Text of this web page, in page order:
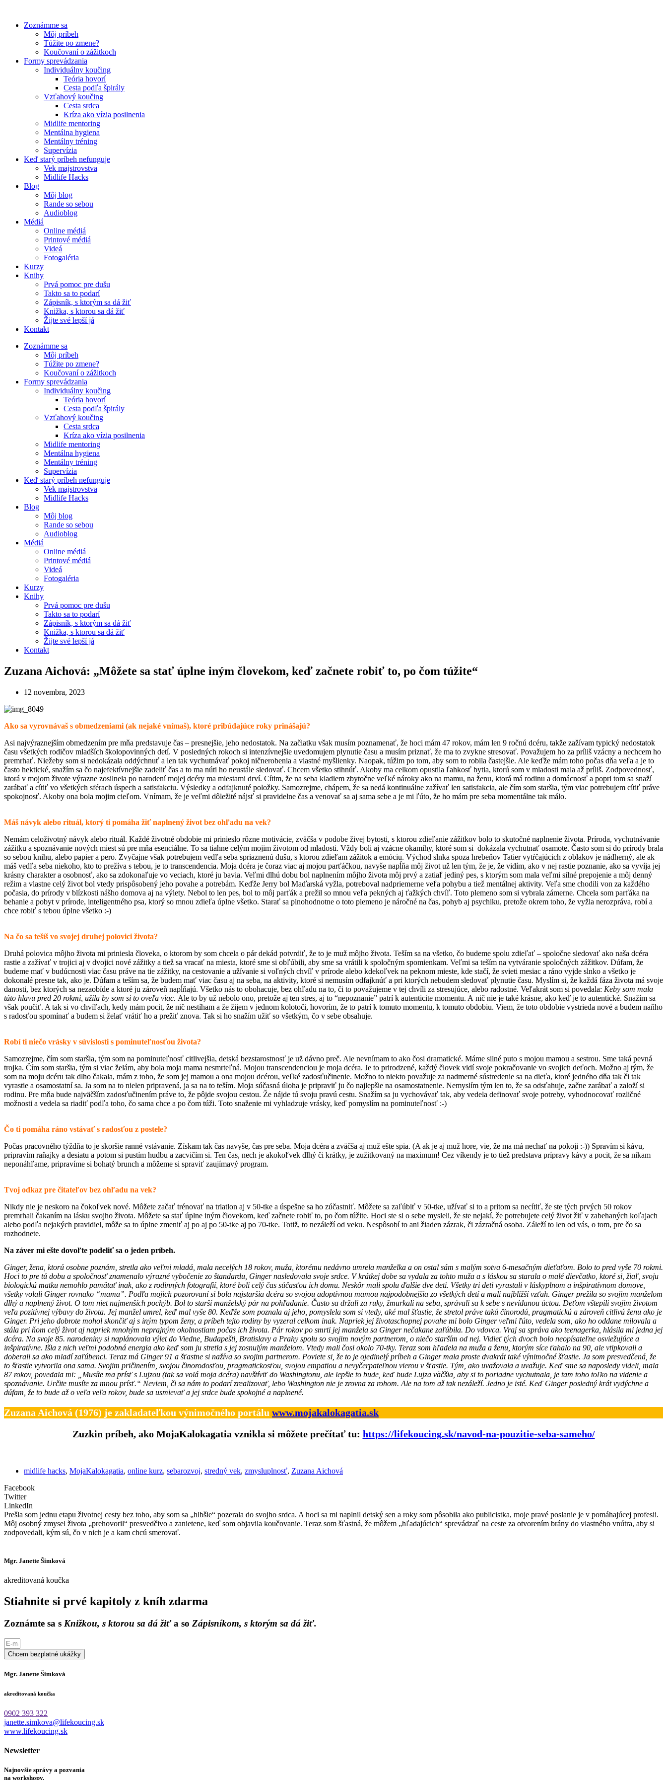
obsah
Zoznámme sa
Môj príbeh
Túžite po zmene?
Koučovaní o zážitkoch
Formy sprevádzania
Individuálny koučing
Teória hovorí
Cesta podľa špirály
Vzťahový koučing
Cesta srdca
Kríza ako vízia posilnenia
Midlife mentoring
Mentálna hygiena
Mentálny tréning
Supervízia
Keď starý príbeh nefunguje
Vek majstrovstva
Midlife Hacks
Blog
Môj blog
Rande so sebou
Audioblog
Médiá
Online médiá
Printové médiá
Videá
Fotogaléria
Kurzy
Knihy
Prvá pomoc pre dušu
Takto sa to podarí
Zápisník, s ktorým sa dá žiť
Knižka, s ktorou sa dá žiť
Žijte své lepší já
Kontakt
Zoznámme sa
Môj príbeh
Túžite po zmene?
Koučovaní o zážitkoch
Formy sprevádzania
Individuálny koučing
Teória hovorí
Cesta podľa špirály
Vzťahový koučing
Cesta srdca
Kríza ako vízia posilnenia
Midlife mentoring
Mentálna hygiena
Mentálny tréning
Supervízia
Keď starý príbeh nefunguje
Vek majstrovstva
Midlife Hacks
Blog
Môj blog
Rande so sebou
Audioblog
Médiá
Online médiá
Printové médiá
Videá
Fotogaléria
Kurzy
Knihy
Prvá pomoc pre dušu
Takto sa to podarí
Zápisník, s ktorým sa dá žiť
Knižka, s ktorou sa dá žiť
Žijte své lepší já
Kontakt
Zuzana Aichová: „Môžete sa stať úplne iným človekom, keď začnete robiť to, po čom túžite“
12 novembra, 2023
Ako sa vyrovnávaš s obmedzeniami (ak nejaké vnímaš), ktoré pribúdajúce roky prinášajú?
Asi najvýraznejším obmedzením pre mňa predstavuje čas – presnejšie, jeho nedostatok. Na začiatku však musím poznamenať, že hoci mám 47 rokov, mám len 9 ročnú dcéru, takže zažívam typický nedostatok
času všetkých rodičov mladších školopovinných detí. V posledných rokoch si intenzívnejšie uvedomujem plynutie času a musím priznať, že ma to zvykne stresovať. Považujem ho za príliš vzácny a nechcem ho
premrhať. Niežeby som si nedokázala oddýchnuť a len tak vychutnávať pokoj ničnerobenia a vlastné myšlienky. Naopak, túžim po tom, aby som to robila častejšie. Ale keďže mám toho počas dňa veľa a je to
často hektické, snažím sa čo najefektívnejšie zadeliť čas a to ma núti ho neustále sledovať. Chcem všetko stihnúť. Akoby ma celkom opustila ľahkosť bytia, ktorú som v mladosti mala až príliš. Zodpovednosť,
ktorá v mojom živote výrazne zosilnela po narodení mojej dcéry ma miestami drví. Cítim, že na seba kladiem zbytočne veľké nároky ako na mamu, na ženu, ktorá má rodinu a domácnosť a popri tom sa snaží
zarábať a cítiť vo všetkých sférach úspech a satisfakciu. Výsledky a odfajknuté položky. Samozrejme, chápem, že sa nedá kontinuálne zažívať len satisfakcia, ale čím som staršia, tým viac potrebujem cítiť práve
spokojnosť. Akoby ona bola mojim cieľom. Vnímam, že je veľmi dôležité nájsť si pravidelne čas a venovať sa aj sama sebe a je mi ľúto, že ho mám pre seba momentálne tak málo.
Máš návyk alebo rituál, ktorý ti pomáha žiť naplnený život bez ohľadu na vek?
Nemám celoživotný návyk alebo rituál. Každé životné obdobie mi prinieslo rôzne motivácie, zväčša v podobe živej bytosti, s ktorou zdieľanie zážitkov bolo to skutočné naplnenie života. Príroda, vychutnávanie
zážitku a spoznávanie nových miest sú pre mňa esenciálne. To sa tiahne celým mojim životom od mladosti. Vždy boli aj vzácne okamihy, ktoré som si dokázala vychutnať osamote. Často som si do prírody brala
so sebou knihu, alebo papier a pero. Zvyčajne však potrebujem vedľa seba spriaznenú dušu, s ktorou zdieľam zážitok a emóciu. Východ slnka spoza hrebeňov Tatier vytŕčajúcich z oblakov je nádherný, ale ak
máš vedľa seba niekoho, kto to prežíva s tebou, je to transcendencia. Moja dcéra je čoraz viac aj mojou parťáčkou, navyše napĺňa môj život už len tým, že je, že vidím, ako v nej rastie poznanie, ako sa vyvíja jej
krásny charakter a osobnosť, ako sa zdokonaľuje vo veciach, ktoré ju bavia. Veľmi dlhú dobu bol naplnením môjho života môj prvý a zatiaľ jediný pes, s ktorým som mala veľmi silné prepojenie a môj denný
režim a vlastne celý život bol vtedy prispôsobený jeho povahe a potrebám. Keďže Jerry bol Maďarská vyžla, potreboval nadpriemerne veľa pohybu a tiež mentálnej aktivity. Veľa sme chodili von za každého
počasia, do prírody v blízkosti nášho domova aj na výlety. Nebol to len pes, bol to môj parťák a prežil so mnou veľa pekných aj ťažkých chvíľ. Toto plemeno som si vybrala zámerne. Chcela som parťáka na
behanie a pobyt v prírode, inteligentného psa, ktorý so mnou zdieľa úplne všetko. Starať sa plnohodnotne o toto plemeno je náročné na čas, pohyb aj psychiku, pretože okrem toho, že vyžla nerozpráva, robí a
chce robiť s tebou úplne všetko :-)
Na čo sa tešíš vo svojej druhej polovici života?
Druhá polovica môjho života mi priniesla človeka, o ktorom by som chcela o pár dekád potvrdiť, že to je muž môjho života. Teším sa na všetko, čo budeme spolu zdieľať – spoločne sledovať ako naša dcéra
rastie a zažívať v trojici aj v dvojici nové zážitky a tiež sa vracať na miesta, ktoré sme si obľúbili, aby sme sa vrátili k spoločným spomienkam. Veľmi sa teším na vytváranie spoločných zážitkov. Dúfam, že
budeme mať v budúcnosti viac času práve na tie zážitky, na cestovanie a užívanie si voľných chvíľ v prírode alebo kdekoľvek na peknom mieste, kde stačí, že svieti mesiac a ráno vyjde slnko a všetko je
dokonalé presne tak, ako je. Dúfam a teším sa, že budem mať viac času aj na seba, na aktivity, ktoré si nemusím odfajknúť a pri ktorých nebudem sledovať plynutie času. Myslím si, že každá fáza života má svoje
danosti, bez ktorých sa nezaobíde a ktoré ju zároveň napĺňajú. Všetko nás to obohacuje, bez ohľadu na to, či to považujeme v tej chvíli za stresujúce, alebo radostné. Veľakrát som si povedala: Keby som mala
túto hlavu pred 20 rokmi, užila by som si to oveľa viac. Ale to by už nebolo ono, pretože aj ten stres, aj to “nepoznanie” patrí k autenticite momentu. A nič nie je také krásne, ako keď je to autentické. Snažím sa
však poučiť. A tak si vo chvíľach, kedy mám pocit, že nič nestíham a že žijem v jednom kolotoči, hovorím, že to patrí k tomuto momentu, k tomuto obdobiu. Viem, že toto obdobie vystrieda nové a budem naňho
s radosťou spomínať a budem si želať vrátiť ho a prežiť znova. Tak si ho snažím užiť so všetkým, čo v sebe obsahuje.
Robí ti niečo vrásky v súvislosti s pominuteľnosťou života?
Samozrejme, čím som staršia, tým som na pominuteľnosť citlivejšia, detská bezstarostnosť je už dávno preč. Ale nevnímam to ako čosi dramatické. Máme silné puto s mojou mamou a sestrou. Sme taká pevná
trojka. Čím som staršia, tým si viac želám, aby bola moja mama nesmrteľná. Mojou transcendenciou je moja dcéra. Je to prirodzené, každý človek vidí svoje pokračovanie vo svojich deťoch. Možno aj tým, že
som na moju dcéru tak dlho čakala, mám z toho, že som jej mamou a ona mojou dcérou, veľké zadosťučinenie. Možno to niekto považuje za nadmerné sústredenie sa na dieťa, ktoré jedného dňa tak či tak
vyrastie a osamostatní sa. Ja som na to nielen pripravená, ja sa na to teším. Moja súčasná úloha je pripraviť ju čo najlepšie na osamostatnenie. Nemyslím tým len to, že sa odsťahuje, začne zarábať a založí si
rodinu. Pre mňa bude najväčším zadosťučinením práve to, že pôjde svojou cestou. Že nájde tú svoju pravú cestu. Snažím sa ju vychovávať tak, aby vedela definovať svoje potreby, vyhodnocovať rozličné
možnosti a vedela sa riadiť podľa toho, čo sama chce a po čom túži. Toto snaženie mi vyhladzuje vrásky, keď pomyslím na pominuteľnosť :-)
Čo ti pomáha ráno vstávať s radosťou z postele?
Počas pracovného týždňa to je skoršie ranné vstávanie. Získam tak čas navyše, čas pre seba. Moja dcéra a zväčša aj muž ešte spia. (A ak je aj muž hore, vie, že ma má nechať na pokoji :-)) Spravím si kávu,
pripravím raňajky a desiatu a potom si pustím hudbu a zacvičím si. Ten čas, nech je akokoľvek dlhý či krátky, je zužitkovaný na maximum! Cez víkendy je to tiež predstava prípravy kávy a pocit, že sa nikam
neponáhľame, pripravíme si bohatý brunch a môžeme si spraviť zaujímavý program.
Tvoj odkaz pre čitateľov bez ohľadu na vek?
Nikdy nie je neskoro na čokoľvek nové. Môžete začať trénovať na triatlon aj v 50-tke a úspešne sa ho zúčastniť. Môžete sa zaľúbiť v 50-tke, užívať si to a pritom sa necítiť, že ste tých prvých 50 rokov
premrhali čakaním na lásku svojho života. Môžete sa stať úplne iným človekom, keď začnete robiť to, po čom túžite. Hoci ste si o sebe mysleli, že ste nejakí, že potrebujete celý život žiť v zabehaných koľajach
alebo podľa nejakých pravidiel, môže sa to úplne zmeniť aj po aj po 50-tke aj po 70-tke. Totiž, to nezáleží od veku. Nespôsobí to ani žiaden zázrak, či zázračná osoba. Záleží to len od vás, o tom, pre čo sa
rozhodnete.
Na záver mi ešte dovoľte podeliť sa o jeden príbeh.
Ginger, žena, ktorú osobne poznám, stretla ako veľmi mladá, mala necelých 18 rokov, muža, ktorému nedávno umrela manželka a on ostal sám s malým sotva 6-mesačným dieťaťom. Bolo to pred vyše 70 rokmi.
Hoci to pre tú dobu a spoločnosť znamenalo výrazné vybočenie zo štandardu, Ginger nasledovala svoje srdce. V krátkej dobe sa vydala za tohto muža a s láskou sa starala o malé dievčatko, ktoré si, žiaľ, svoju
biologickú matku nemohlo pamätať inak, ako z rodinných fotografií, ktoré boli celý čas súčasťou ich domu. Neskôr mali spolu ďalšie dve deti. Všetky tri deti vyrastali v láskyplnom a inšpiratívnom domove,
všetky volali Ginger rovnako “mama”. Podľa mojich pozorovaní si bola najstaršia dcéra so svojou adoptívnou mamou najpodobnejšia zo všetkých detí a mali najbližší vzťah. Ginger prežila so svojim manželom
dlhý a naplnený život. O tom niet najmenších pochýb. Bol to starší manželský pár na pohľadanie. Často sa držali za ruky, žmurkali na seba, správali sa k sebe s nevídanou úctou. Deťom vštepili svojim životom
veľa pozitívnej výbavy do života. Jej manžel umrel, keď mal vyše 80. Keďže som poznala aj jeho, pomyslela som si vtedy, aké mal šťastie, že stretol práve takú činorodú, pragmatickú a zároveň citlivú ženu ako je
Ginger. Pri jeho dobrote mohol skončiť aj s iným typom ženy, a príbeh tejto rodiny by vyzeral celkom inak. Napriek jej životaschopnej povahe mi bolo Ginger veľmi ľúto, vedela som, ako ho oddane milovala a
stála pri ňom celý život aj napriek mnohým neprajným okolnostiam počas ich života. Pár rokov po smrti jej manžela sa Ginger nečakane zaľúbila. Do vdovca. Vraj sa správa ako teenagerka, hlásila mi jedna jej
dcéra. Na svoje 85. narodeniny si naplánovala výlet do Viedne, Budapešti, Bratislavy a Prahy spolu so svojim novým partnerom, o niečo starším od nej. Vidieť tých dvoch bolo neopísateľne osviežujúce a
inšpiratívne. Išla z nich veľmi podobná energia ako keď som ju stretla s jej zosnulým manželom. Vtedy mali čosi okolo 70-tky. Teraz som hľadela na muža a ženu, ktorým síce ťahalo na 90, ale vtipkovali a
doberali sa ako mladí zaľúbenci. Teraz má Ginger 91 a šťastne si nažíva so svojim partnerom. Poviete si, že to je ojedinelý príbeh a Ginger mala proste dvakrát také výnimočné šťastie. Ja som presvedčená, že
to šťastie vytvorila ona sama. Svojim pričinením, svojou činorodosťou, pragmatickosťou, svojou empatiou a nevyčerpateľnou vierou v šťastie. Tým, ako uvažovala a uvažuje. Keď sme sa naposledy videli, mala
87 rokov, povedala mi: „Musíte ma prísť s Lujzou (tak sa volá moja dcéra) navštíviť do Washingtonu, ale lepšie to bude, keď bude Lujza väčšia, aby si to poriadne vychutnala, je tam toho toľko na videnie a
spoznávanie. Určite musíte za mnou prísť.“ Neviem, či sa nám to podarí zrealizovať, lebo Washington nie je zrovna za rohom. Ale na tom až tak nezáleží. Jedno je isté. Keď Ginger posledný krát vydýchne a
dúfam, že to bude až o veľa veľa rokov, bude sa usmievať a jej srdce bude spokojné a naplnené.
Zuzana Aichová (1976) je zakladateľkou výnimočného portálu www.mojakalokagatia.sk
Zuzkin príbeh, ako MojaKalokagatia vznikla si môžete prečítať tu: https://lifekoucing.sk/navod-na-pouzitie-seba-sameho/
midlife hacks, MojaKalokagatia, online kurz, sebarozvoj, stredný vek, zmysluplnosť, Zuzana Aichová
Facebook
Twitter
LinkedIn
Prešla som jednu etapu životnej cesty bez toho, aby som sa „hlbšie“ pozerala do svojho srdca. A hoci sa mi naplnil detský sen a roky som pôsobila ako publicistka, moje pravé poslanie je v pomáhajúcej profesii.
Môj osobný zmysel života „prehovoril“ presvedčivo a zanietene, keď som objavila koučovanie. Teraz som šťastná, že môžem „hľadajúcich“ sprevádzať na ceste za otvorením brány do vlastného vnútra, aby si
zodpovedali, kým sú, čo v nich je a kam chcú smerovať.
Mgr. Janette Šimková
akreditovaná koučka
Stiahnite si prvé kapitoly z kníh zdarma
Zoznámte sa s Knižkou, s ktorou sa dá žiťa so Zápisníkom, s ktorým sa dá žiť.
Chcem bezplatné ukážky
Mgr. Janette Šimková
akreditovaná koučka
0902 393 322
janette.simkova@lifekoucing.sk
www.lifekoucing.sk
Newsletter
Najnovšie správy a pozvania
na workshopy.